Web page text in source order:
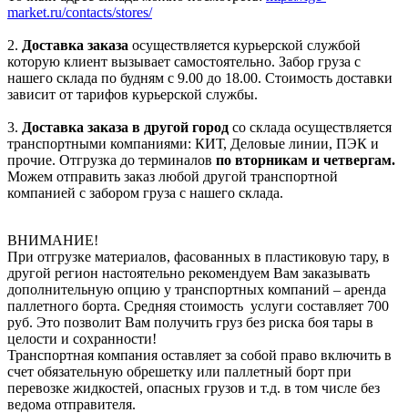
market.ru/contacts/stores/
2. Доставка заказа осуществляется курьерской службой
которую клиент вызывает самостоятельно. Забор груза с
нашего склада по будням с 9.00 до 18.00. Стоимость доставки
зависит от тарифов курьерской службы.
3. Доставка заказа в другой город со склада осуществляется
транспортными компаниями: КИТ, Деловые линии, ПЭК и
прочие. Отгрузка до терминалов по вторникам и четвергам.
Можем отправить заказ любой другой транспортной
компанией с забором груза с нашего склада.
ВНИМАНИЕ!
При отгрузке материалов, фасованных в пластиковую тару, в
другой регион настоятельно рекомендуем Вам заказывать
дополнительную опцию у транспортных компаний – аренда
паллетного борта. Средняя стоимость услуги составляет 700
руб. Это позволит Вам получить груз без риска боя тары в
целости и сохранности!
Транспортная компания оставляет за собой право включить в
счет обязательную обрешетку или паллетный борт при
перевозке жидкостей, опасных грузов и т.д. в том числе без
ведома отправителя.